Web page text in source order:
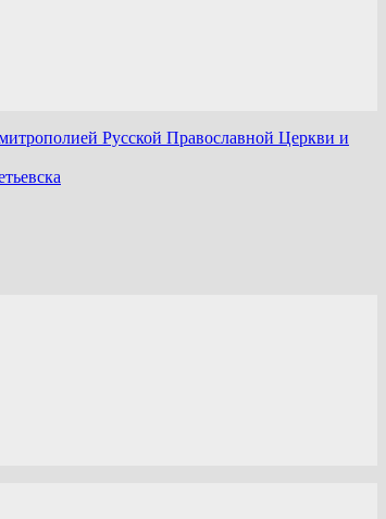
Русской Православной Церкви и